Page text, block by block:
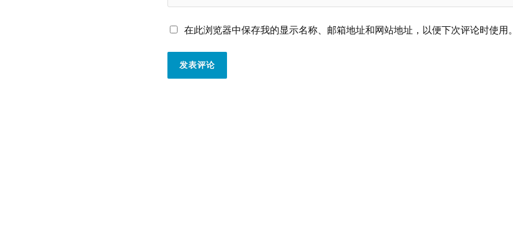
在此浏览器中保存我的显示名称、邮箱地址和网站地址，以便下次评论时使用。